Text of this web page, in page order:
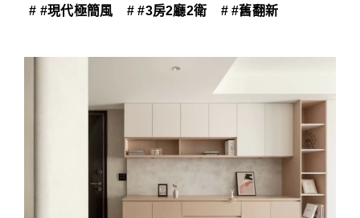
# #現代極簡風
# #3房2廳2衛 # #舊翻新